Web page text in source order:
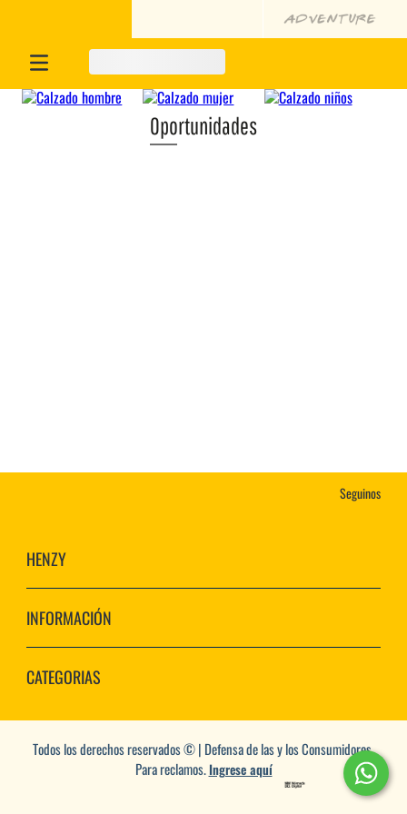
Oportunidades
Seguinos
HENZY
INFORMACIÓN
CATEGORIAS
Todos los derechos reservados © | Defensa de las y los Consumidores.
Para reclamos.Ingrese aquí